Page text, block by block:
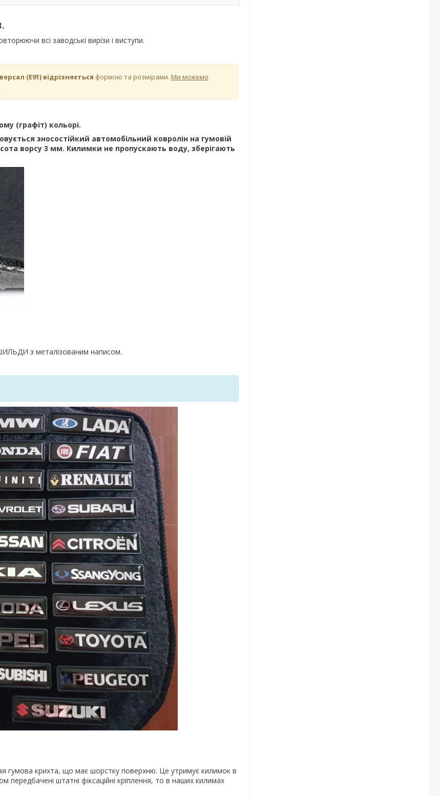
.
всі заводські вирізи і виступи.
(Е91) відрізняється формою та розмірами. Ми можемо
(графіт) кольорі.
зносостійкий автомобільний ковролін на гумовій
ворсу 3 мм. Килимки не пропускають воду, зберігають
з металізованим написом.
гумова крихта, що має шорстку поверхню. Це утримує килимок в
штатні фіксаційні кріплення, то в наших килимах